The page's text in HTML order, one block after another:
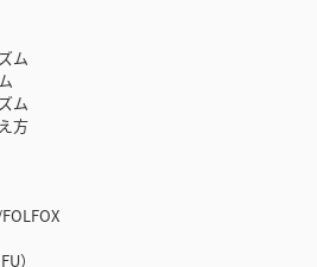
ム
ム
方
）